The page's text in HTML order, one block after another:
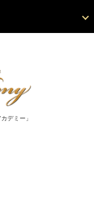
デミー」